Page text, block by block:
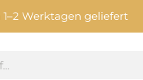
1–2 Werktagen geliefert